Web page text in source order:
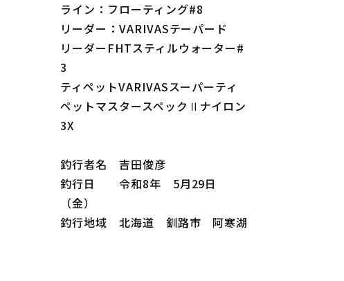
ライン：フローティング#8
リーダー：VARIVASテーパード
リーダーFHTスティルウォーター#
3
ティペットVARIVASスーパーティ
ペットマスタースペックⅡナイロン
3X
釣行者名 吉田俊彦
釣行日 令和8年 5月29日
（金）
釣行地域 北海道 釧路市 阿寒湖